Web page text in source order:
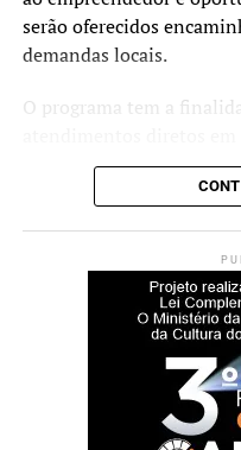
serão oferecidos
demandas locais.
O programa tem a